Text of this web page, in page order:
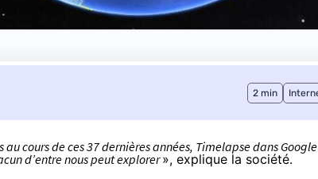
2 min
cours de ces 37 dernières années, Timelapse dans Google
d’entre nous peut explorer», explique la société.